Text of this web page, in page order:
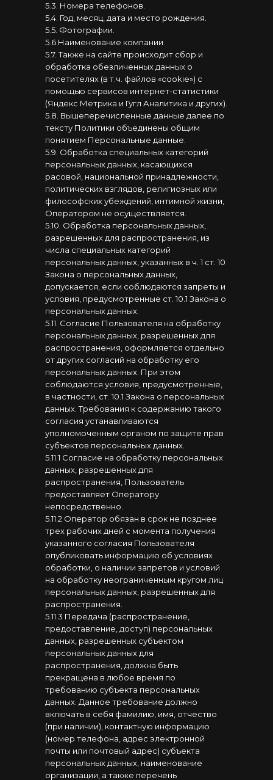
5.3. Номера телефонов.
5.4. Год, месяц, дата и место рождения.
5.5. Фотографии.
5.6 Наименование компании.
5.7. Также на сайте происходит сбор и
обработка обезличенных данных о
посетителях (в т.ч. файлов «cookie») с
помощью сервисов интернет-статистики
(Яндекс Метрика и Гугл Аналитика и других).
5.8. Вышеперечисленные данные далее по
тексту Политики объединены общим
понятием Персональные данные.
5.9. Обработка специальных категорий
персональных данных, касающихся
расовой, национальной принадлежности,
политических взглядов, религиозных или
философских убеждений, интимной жизни,
Оператором не осуществляется.
5.10. Обработка персональных данных,
разрешенных для распространения, из
числа специальных категорий
персональных данных, указанных в ч. 1 ст. 10
Закона о персональных данных,
допускается, если соблюдаются запреты и
условия, предусмотренные ст. 10.1 Закона о
персональных данных.
5.11. Согласие Пользователя на обработку
персональных данных, разрешенных для
распространения, оформляется отдельно
от других согласий на обработку его
персональных данных. При этом
соблюдаются условия, предусмотренные,
в частности, ст. 10.1 Закона о персональных
данных. Требования к содержанию такого
согласия устанавливаются
уполномоченным органом по защите прав
субъектов персональных данных.
5.11.1 Согласие на обработку персональных
данных, разрешенных для
распространения, Пользователь
предоставляет Оператору
непосредственно.
5.11.2 Оператор обязан в срок не позднее
трех рабочих дней с момента получения
указанного согласия Пользователя
опубликовать информацию об условиях
обработки, о наличии запретов и условий
на обработку неограниченным кругом лиц
персональных данных, разрешенных для
распространения.
5.11.3 Передача (распространение,
предоставление, доступ) персональных
данных, разрешенных субъектом
персональных данных для
распространения, должна быть
прекращена в любое время по
требованию субъекта персональных
данных. Данное требование должно
включать в себя фамилию, имя, отчество
(при наличии), контактную информацию
(номер телефона, адрес электронной
почты или почтовый адрес) субъекта
персональных данных, наименование
организации, а также перечень